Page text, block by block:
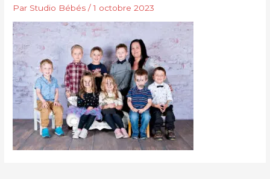
Par Studio Bébés/1 octobre 2023